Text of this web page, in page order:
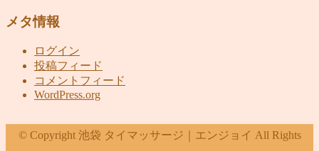
メタ情報
ログイン
投稿フィード
コメントフィード
WordPress.org
© Copyright 池袋 タイマッサージ｜エンジョイ All Rights